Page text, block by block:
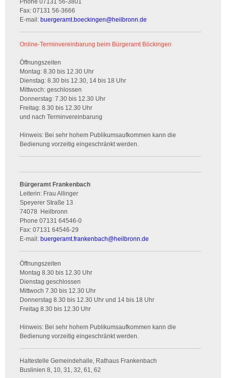
Phone 07131 56-3801
Fax: 07131 56-3666
E-mail: buergeramt.boeckingen@heilbronn.de
Online-Terminvereinbarung beim Bürgeramt Böckingen
Öffnungszeiten
Montag: 8.30 bis 12.30 Uhr
Dienstag: 8.30 bis 12.30, 14 bis 18 Uhr
Mittwoch: geschlossen
Donnerstag: 7.30 bis 12.30 Uhr
Freitag: 8.30 bis 12.30 Uhr
und nach Terminvereinbarung
Hinweis: Bei sehr hohem Publikumsaufkommen kann die
Bedienung vorzeitig eingeschränkt werden.
Bürgeramt Frankenbach
Leiterin: Frau Allinger
Speyerer Straße 13
74078
Heilbronn
Phone 07131 64546-0
Fax: 07131 64546-29
E-mail: buergeramt.frankenbach@heilbronn.de
Öffnungszeiten
Montag 8.30 bis 12.30 Uhr
Dienstag geschlossen
Mittwoch 7.30 bis 12.30 Uhr
Donnerstag 8.30 bis 12.30 Uhr und 14 bis 18 Uhr
Freitag 8.30 bis 12.30 Uhr
Hinweis: Bei sehr hohem Publikumsaufkommen kann die
Bedienung vorzeitig eingeschränkt werden.
Haltestelle Gemeindehalle, Rathaus Frankenbach
Buslinien 8, 10, 31, 32, 61, 62